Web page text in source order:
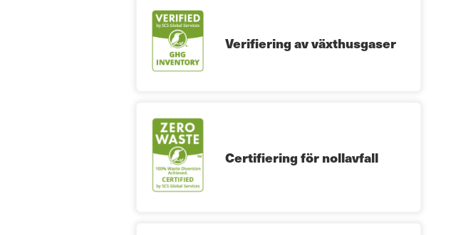
Verifiering av växthusgaser
Certifiering för nollavfall